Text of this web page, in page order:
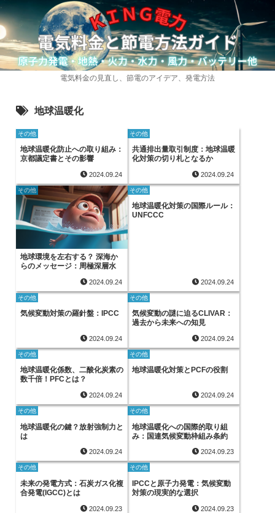
電気料金の見直し、節電のアイデア、発電方法
地球温暖化
その他
地球温暖化防止への取り組み：
京都議定書とその影響
2024.09.24
その他
共通排出量取引制度：地球温暖
化対策の切り札となるか
2024.09.24
その他
地球環境を左右する？ 深海か
らのメッセージ：周極深層水
2024.09.24
その他
地球温暖化対策の国際ルール：
UNFCCC
2024.09.24
その他
気候変動対策の羅針盤：IPCC
2024.09.24
その他
気候変動の謎に迫るCLIVAR：
過去から未来への知見
2024.09.24
その他
地球温暖化係数、二酸化炭素の
数千倍！PFCとは？
2024.09.24
その他
地球温暖化対策とPCFの役割
2024.09.24
その他
地球温暖化の鍵？放射強制力と
は
2024.09.24
その他
地球温暖化への国際的取り組
み：国連気候変動枠組み条約
2024.09.23
その他
未来の発電方式：石炭ガス化複
合発電(IGCC)とは
2024.09.23
その他
IPCCと原子力発電：気候変動
対策の現実的な選択
2024.09.23